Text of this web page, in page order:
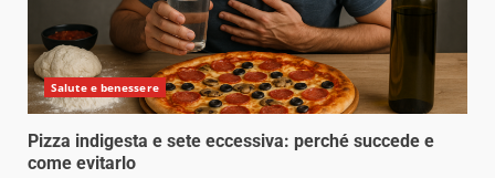
Salute e benessere
Pizza indigesta e sete eccessiva: perché succede e
come evitarlo